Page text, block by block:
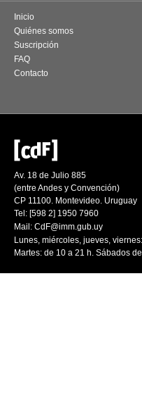
Inicio
Quiénes somos
Suscripción
FAQ
Contacto
Av. 18 de Julio 885
(entre Andes y Convención)
CP 11100. Montevideo. Uruguay
Tel: [598 2] 1950 7960
Mail: CdF@imm.gub.uy
Lunes, miércoles, jueves,
Martes: de 10 a 21 h. Sábados